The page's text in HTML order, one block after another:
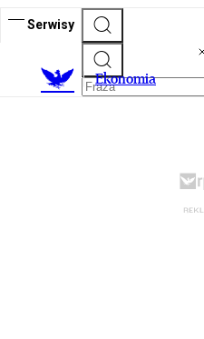
Serwisy
Ekonomia